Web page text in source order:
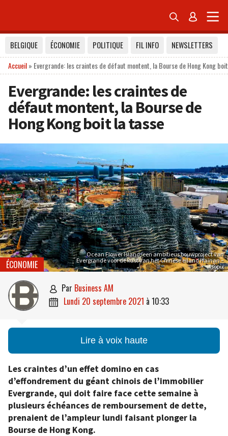
 
BELGIQUE ÉCONOMIE POLITIQUE FIL INFO
NEWSLETTERS
Accueil» Evergrande: les craintes de défaut montent, la Bourse de Hong Kong
Evergrande: les craintes de
défaut montent, la Bourse de
Hong Kong boit la tasse
Ocean Flower Island, een ambitieus bouwproject van
Evergrande voor de kust van het Chinese eiland Hainan –
Isopix
ÉCONOMIE
 par Business AM
 lundi 20 septembre 2021 à 10:33
Lire à voix haute
Les craintes d’un effet domino en cas
d’effondrement du géant chinois de l’immobilier
Evergrande, qui doit faire face cette semaine à
plusieurs échéances de remboursement de dette,
prenaient de l’ampleur lundi faisant plonger la
Bourse de Hong Kong.